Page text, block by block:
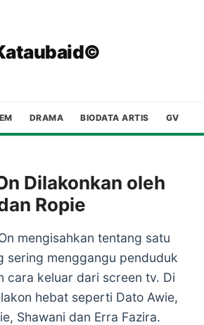
DRAMA BIODATA ARTIS GV
Dilakonkan oleh
Ropie
mengisahkan tentang satu
sering menggangu penduduk
cara keluar dari screen tv. Di
hebat seperti Dato Awie,
Shawani dan Erra Fazira.